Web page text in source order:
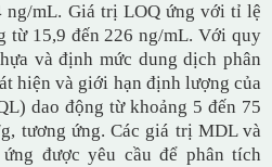
ng/mL. Giá trị LOQ ứng với tỉ lệ
từ 15,9 đến 226 ng/mL. Với quy
và định mức dung dịch phân
hiện và giới hạn định lượng của
dao động từ khoảng 5 đến 75
tương ứng. Các giá trị MDL và
được yêu cầu để phân tích